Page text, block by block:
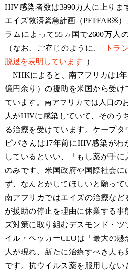
HIV感染者数は3990万人に上りま
エイズ救済緊急計画（PEPFAR※
ラムによって55ヵ国で2600万人
（なお、ご存じのように、
トラ
脱退を表明しています
）
NHKによると、南アフリカは1年
億円余り）の援助を米国から受け
ています。南アフリカでは人口の
人がHIVに感染していて、そのう
る治療を受けています。ケープ
ピパさんは17年前にHIV感染がわ
しているといい、「もし薬が手
のみです。米国政府や国際社会に
ず、なんとかしてほしいと願って
南アフリカではエイズの治療など
が援助の停止を理由に休業する事
ズ対策に取り組むデスモンド・
イル・ベッカーCEOは「最大の
人が現れ、新たに治療すべき人も
です。抗ウイルス薬を服用しない